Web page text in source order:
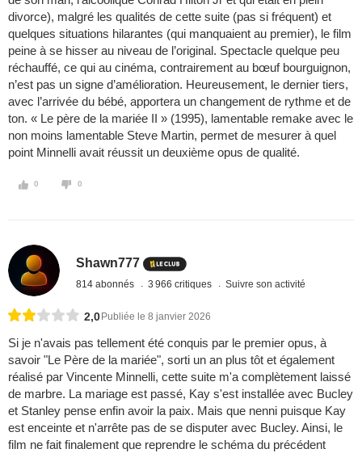
divorce), malgré les qualités de cette suite (pas si fréquent) et
quelques situations hilarantes (qui manquaient au premier), le film
peine à se hisser au niveau de l’original. Spectacle quelque peu
réchauffé, ce qui au cinéma, contrairement au bœuf bourguignon,
n’est pas un signe d’amélioration. Heureusement, le dernier tiers,
avec l’arrivée du bébé, apportera un changement de rythme et de
ton. « Le père de la mariée II » (1995), lamentable remake avec le
non moins lamentable Steve Martin, permet de mesurer à quel
point Minnelli avait réussit un deuxième opus de qualité.
0 0
Shawn777
814 abonnés 3 966 critiques Suivre son activité
2,0 Publiée le 8 janvier 2026
Si je n'avais pas tellement été conquis par le premier opus, à
savoir "Le Père de la mariée", sorti un an plus tôt et également
réalisé par Vincente Minnelli, cette suite m'a complètement laissé
de marbre. La mariage est passé, Kay s'est installée avec Bucley
et Stanley pense enfin avoir la paix. Mais que nenni puisque Kay
est enceinte et n'arrête pas de se disputer avec Bucley. Ainsi, le
film ne fait finalement que reprendre le schéma du précédent